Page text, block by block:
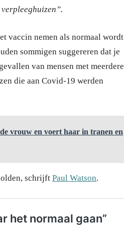
vaccin nemen als normaal wordt
sommigen suggereren dat je
van mensen met meerdere
die aan Covid-19 werden
vrouw en voert haar in tranen en
schrijft Paul Watson.